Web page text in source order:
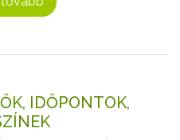
IDŐPONTOK,